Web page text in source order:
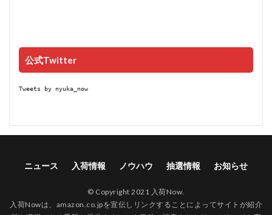
公式Twitter
Tweets by nyuka_now
ニュース 入荷情報 ノウハウ 抽選情報 お知らせ
© Copyright 2021 入荷Now.
入荷Nowは、amazon.co.jpを宣伝しリンクすることによってサイトが紹介